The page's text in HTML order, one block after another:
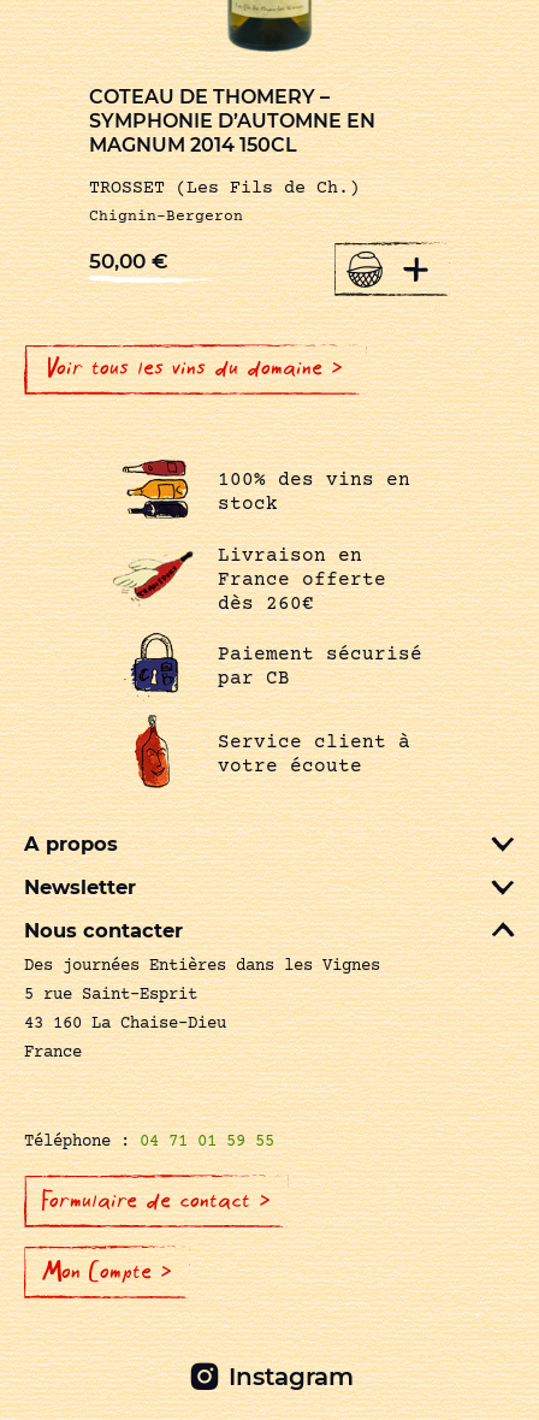
COTEAU DE THOMERY –
SYMPHONIE D’AUTOMNE EN
MAGNUM 2014 150CL
TROSSET (Les Fils de Ch.)
Chignin-Bergeron
50,00€ +
Voir tous les vins du domaine >
100% des vins en
stock
Livraison en
France offerte
dès 260€
Paiement sécurisé
par CB
Service client à
votre écoute
A propos
Newsletter
Nous contacter
Des journées Entières dans les Vignes
5 rue Saint-Esprit
43 160 La Chaise-Dieu
France
Téléphone :04 71 01 59 55
Formulaire de contact >
Mon Compte >
Instagram